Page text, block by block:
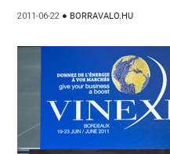
2011-06-22 ● BORRAVALO.HU